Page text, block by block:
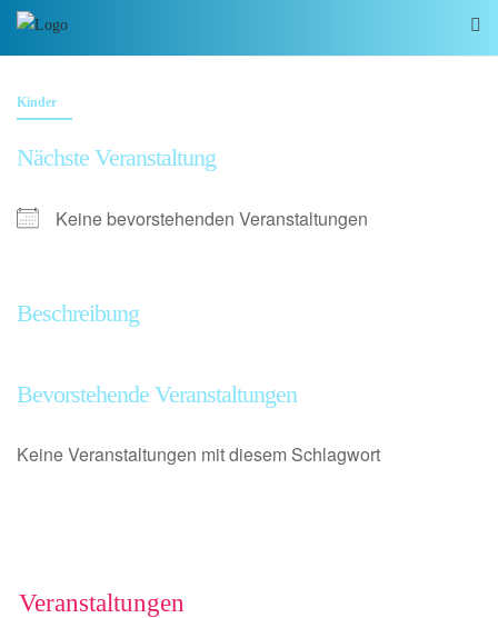
Kinder
Nächste Veranstaltung
Keine bevorstehenden Veranstaltungen
Beschreibung
Bevorstehende Veranstaltungen
Keine Veranstaltungen mit diesem Schlagwort
Veranstaltungen